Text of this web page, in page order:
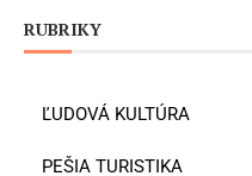
RUBRIKY
ĽUDOVÁ KULTÚRA
PEŠIA TURISTIKA